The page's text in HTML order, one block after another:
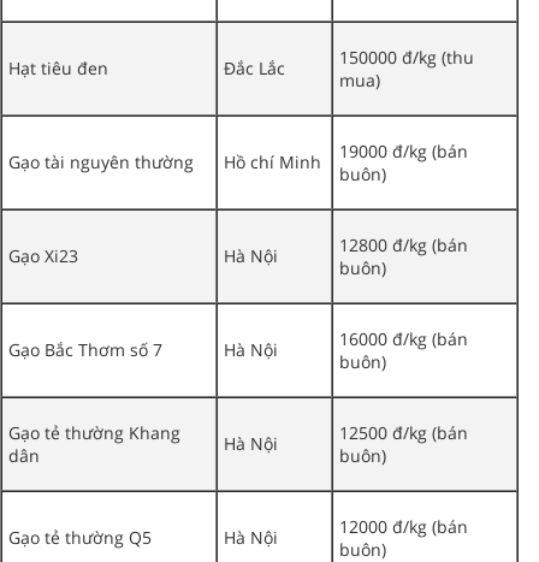
Hạt tiêu đen Đắc Lắc
150000 đ/kg (thu
mua)
Gạo tài nguyên thường Hồ chí Minh
19000 đ/kg (bán
buôn)
Gạo Xi23 Hà Nội
12800 đ/kg (bán
buôn)
Gạo Bắc Thơm số 7 Hà Nội
16000 đ/kg (bán
buôn)
Gạo tẻ thường Khang
dân
Hà Nội
12500 đ/kg (bán
buôn)
Gạo tẻ thường Q5 Hà Nội
12000 đ/kg (bán
buôn)